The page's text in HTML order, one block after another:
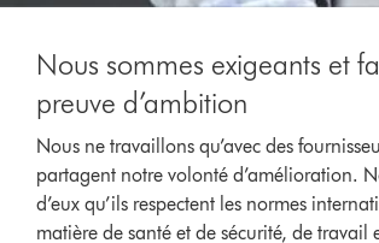
Nous sommes exigeants et
preuve d’ambition
Nous ne travaillons qu’avec des
partagent notre volonté d’amélioration.
d’eux qu’ils respectent les normes
matière de santé et de sécurité, de travail